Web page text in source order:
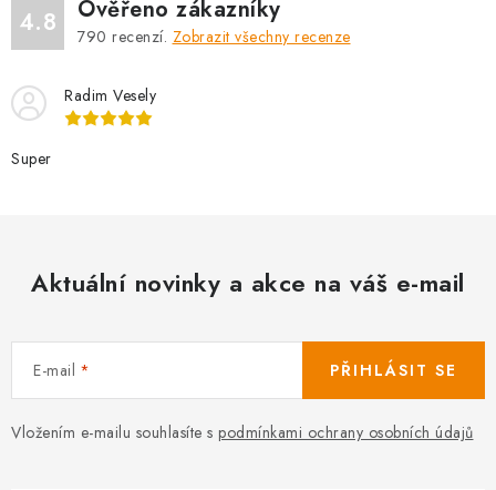
4.8 Ověřeno zákazníky
790 recenzí. Zobrazit všechny recenze
Radim Vesely
Super
Aktuální novinky a akce na váš e-mail
E-mail
Vložením e-mailu souhlasíte s podmínkami ochrany osobních údajů
PŘIHLÁSIT SE